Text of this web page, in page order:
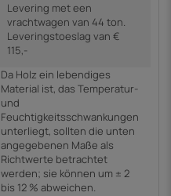
Levering met een
vrachtwagen van 44 ton.
Leveringstoeslag van €
115,-
Da Holz ein lebendiges
Material ist, das Temperatur-
und
Feuchtigkeitsschwankungen
unterliegt, sollten die unten
angegebenen Maße als
Richtwerte betrachtet
werden; sie können um ± 2
bis 12 % abweichen.